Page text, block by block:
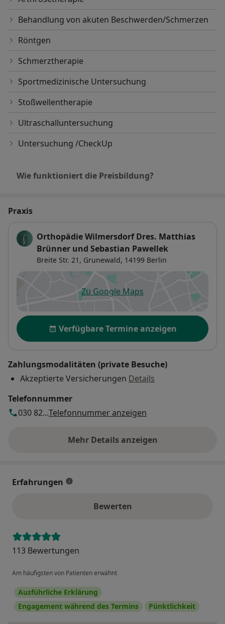
Behandlung von akuten Beschwerden/Schmerzen
Röntgen
Schmerztherapie
Sportmedizinische Untersuchung
Stoßwellentherapie
Ultraschalluntersuchung
Untersuchung /CheckUp
Wie funktioniert die Preisbildung?
Praxis
Orthopädie Wilmersdorf Dres. Matthias
Brünner und Sebastian Pawellek
Breite Str. 21, Grunewald, 14199 Berlin
Zu Google Mapsöffnet in einer neuen
Verfügbarkeit
Verfügbare Termine anzeigen
Zahlungsmodalitäten (private Besuche)
Akzeptierte Versicherungen Details
Telefonnummer
030 82...Telefonnummer anzeigen
Mehr Details anzeigen
über die Adresse
Erfahrungen
Bewerten
113 Bewertungen
Am häufigsten von Patienten erwähnt
Ausführliche Erklärung
Engagement während des Termins
Pünktlichkeit